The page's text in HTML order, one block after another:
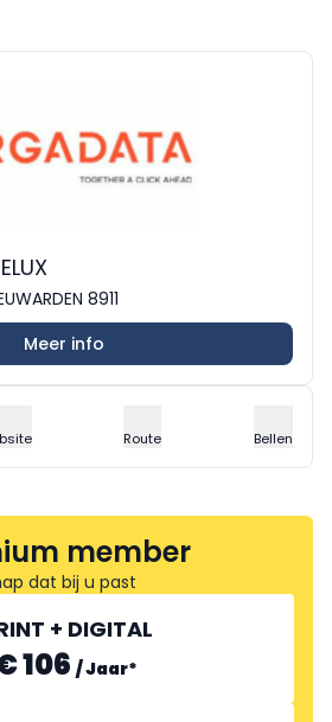
8911
Meer info
Route Bellen
member
dat bij u past
+ DIGITAL
106 /Jaar*